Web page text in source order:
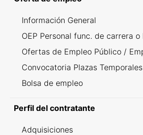
Información General
OEP Personal func. de carrera
Ofertas de Empleo Público /
Convocatoria Plazas Temporales
Bolsa de empleo
Perfil del contratante
Adquisiciones